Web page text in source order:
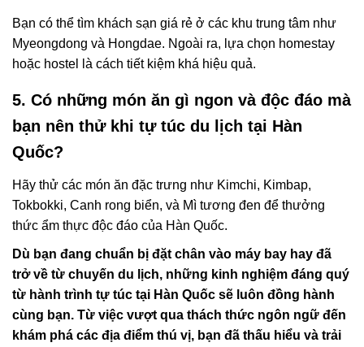
Bạn có thể tìm khách sạn giá rẻ ở các khu trung tâm như
Myeongdong và Hongdae. Ngoài ra, lựa chọn homestay
hoặc hostel là cách tiết kiệm khá hiệu quả.
5. Có những món ăn gì ngon và độc đáo mà
bạn nên thử khi tự túc du lịch tại Hàn
Quốc?
Hãy thử các món ăn đặc trưng như Kimchi, Kimbap,
Tokbokki, Canh rong biển, và Mì tương đen để thưởng
thức ẩm thực độc đáo của Hàn Quốc.
Dù bạn đang chuẩn bị đặt chân vào máy bay hay đã
trở về từ chuyến du lịch, những kinh nghiệm đáng quý
từ hành trình tự túc tại Hàn Quốc sẽ luôn đồng hành
cùng bạn. Từ việc vượt qua thách thức ngôn ngữ đến
khám phá các địa điểm thú vị, bạn đã thấu hiểu và trải